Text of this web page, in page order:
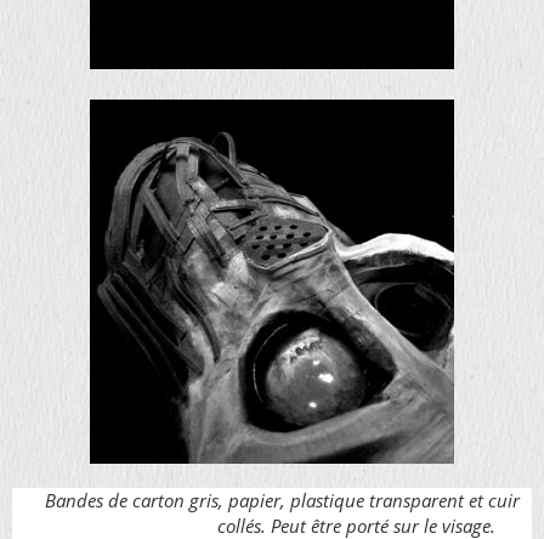
Bandes de carton gris, papier, plastique transparent et cuir
collés. Peut être porté sur le visage.